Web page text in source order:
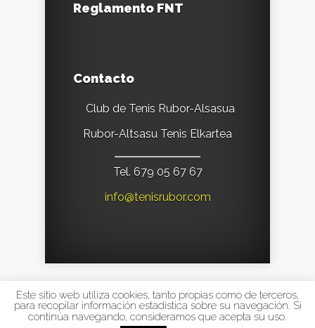
Reglamento FNT
Contacto
Club de Tenis Rubor-Alsasua
Rubor-Altsasu Tenis Elkartea
Tel. 679 05 67 67
info@tenisrubor.com
Designed byElegant Themes| Powered by
WordPress
Este sitio web utiliza cookies, tanto propias como de terceros,
para recopilar información estadística sobre su navegación. Si
continúa navegando, consideramos que acepta su uso.